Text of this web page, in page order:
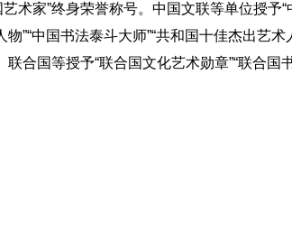
术家”终身荣誉称号。中国文联等单位授予
”“中国书法泰斗大师”“共和国十佳杰出艺
合国等授予“联合国文化艺术勋章”“联合国